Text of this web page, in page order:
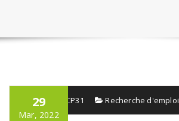
29
Mar, 2022
admin_PRCP31 Recherche d'emploi